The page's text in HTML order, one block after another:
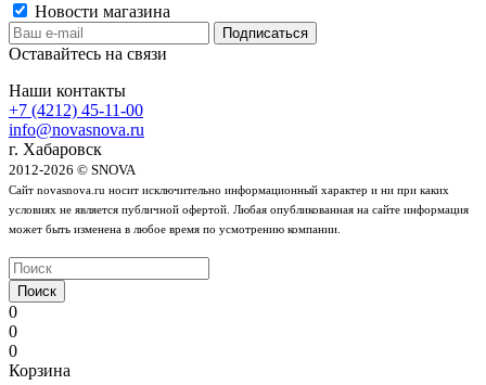
Новости магазина
Оставайтесь на связи
Наши контакты
+7 (4212) 45-11-00
info@novasnova.ru
г. Хабаровск
2012-2026 © SNOVA
Сайт novasnova.ru носит исключительно информационный характер и ни при каких
условиях не является публичной офертой. Любая опубликованная на сайте информация
может быть изменена в любое время по усмотрению компании.
Поиск
0
0
0
Корзина